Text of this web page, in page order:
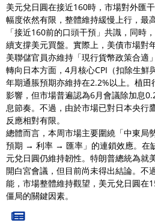
美元兌日圓在接近160時，市場對外匯
幅度依然有限，整體維持緩慢上行，最
「接近160前的口頭干預」共識，同時
續支撐美元買盤。實際上，美債市場對
美聯儲官員亦維持「現行貨幣政策合適
轉向日本方面，4月核心CPI（扣除生鮮
年期通脹預期亦維持在2.2%以上。植
影響，但市場普遍認為6月會議除加息
息節奏。不過，由於市場已對日本央行
反應相對有限。
總體而言，本周市場主要圍繞「中東
預期 → 利率 → 匯率」的連鎖效應。在
元兌日圓仍維持韌性。特朗普總統為就
開白宮會議，但目前尚未得出結論。不
能，市場整體維持觀望，美元兌日圓在
僵局的關鍵因素。